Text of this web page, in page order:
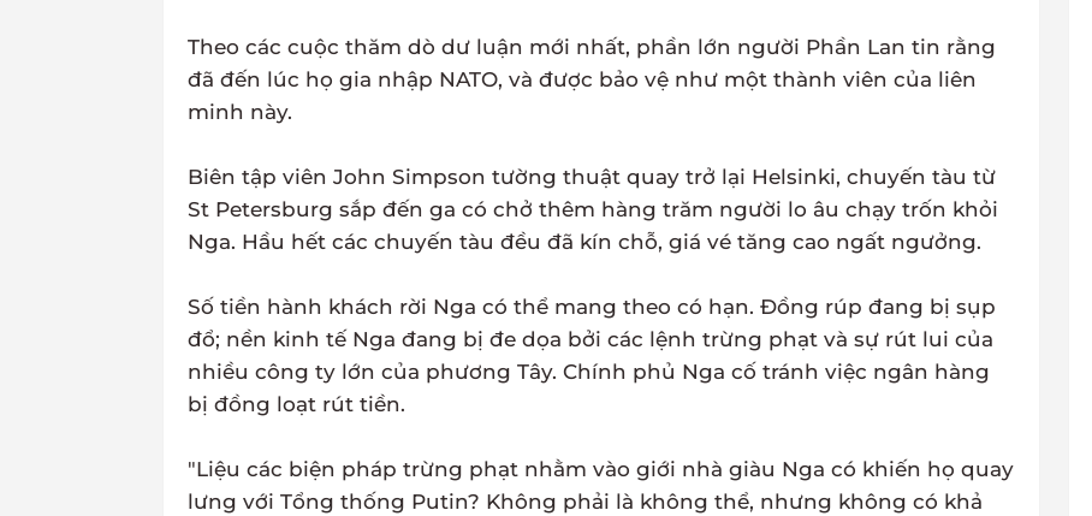
Theo các cuộc thăm dò dư luận mới nhất, phần lớn người Phần Lan tin rằng
đã đến lúc họ gia nhập NATO, và được bảo vệ như một thành viên của liên
minh này.
Biên tập viên John Simpson tường thuật quay trở lại Helsinki, chuyến tàu từ
St Petersburg sắp đến ga có chở thêm hàng trăm người lo âu chạy trốn khỏi
Nga. Hầu hết các chuyến tàu đều đã kín chỗ, giá vé tăng cao ngất ngưởng.
Số tiền hành khách rời Nga có thể mang theo có hạn. Đồng rúp đang bị sụp
đổ; nền kinh tế Nga đang bị đe dọa bởi các lệnh trừng phạt và sự rút lui của
nhiều công ty lớn của phương Tây. Chính phủ Nga cố tránh việc ngân hàng
bị đồng loạt rút tiền.
"Liệu các biện pháp trừng phạt nhằm vào giới nhà giàu Nga có khiến họ quay
lưng với Tổng thống Putin? Không phải là không thể, nhưng không có khả